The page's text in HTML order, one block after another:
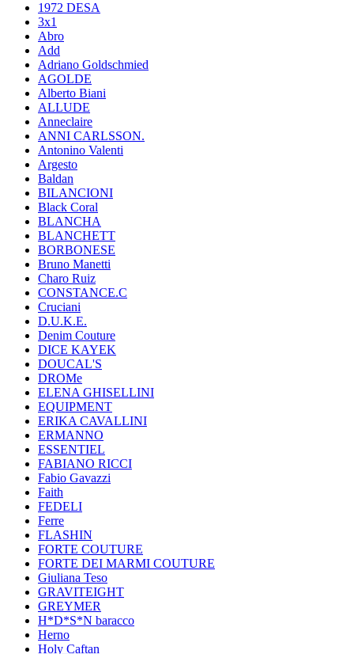
1972 DESA
3x1
Abro
Add
Adriano Goldschmied
AGOLDE
Alberto Biani
ALLUDE
Anneclaire
ANNI CARLSSON.
Antonino Valenti
Argesto
Baldan
BILANCIONI
Black Coral
BLANCHA
BLANCHETT
BORBONESE
Bruno Manetti
Charo Ruiz
CONSTANCE.C
Cruciani
D.U.K.E.
Denim Couture
DICE KAYEK
DOUCAL'S
DROMe
ELENA GHISELLINI
EQUIPMENT
ERIKA CAVALLINI
ERMANNO
ESSENTIEL
FABIANO RICCI
Fabio Gavazzi
Faith
FEDELI
Ferre
FLASHIN
FORTE COUTURE
FORTE DEI MARMI COUTURE
Giuliana Teso
GRAVITEIGHT
GREYMER
H*D*S*N baracco
Herno
Holy Caftan